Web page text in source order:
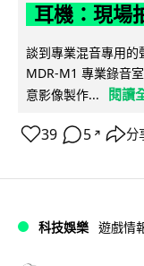
耳機：現場
談到專業混音專用
MDR-M1 專業錄音
意影像製作...
閱讀
39 5 ↗ 分
科技娛樂 遊戲情